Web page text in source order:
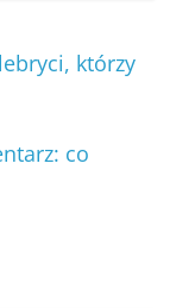
którzy
co